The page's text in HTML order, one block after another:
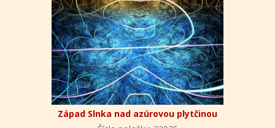
Západ Slnka nad azúrovou plytčinou